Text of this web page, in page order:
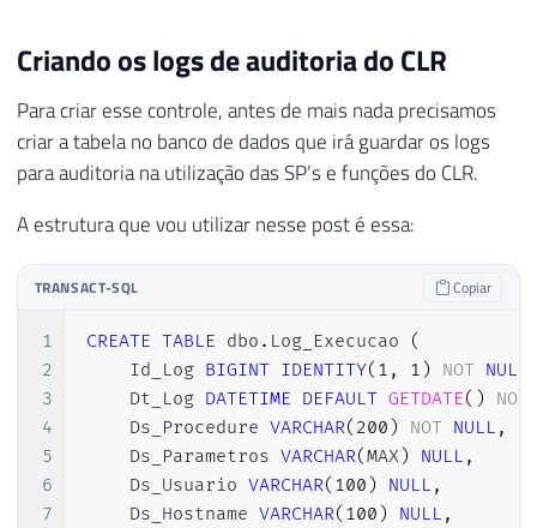
Criando os logs de auditoria do CLR
Para criar esse controle, antes de mais nada precisamos
criar a tabela no banco de dados que irá guardar os logs
para auditoria na utilização das SP’s e funções do CLR.
A estrutura que vou utilizar nesse post é essa:
TRANSACT-SQL Copiar
1
2
3
4
5
6
7
CREATE TABLE dbo . Log_Execucao
(
    Id_Log
BIGINT IDENTITY( 1 , 1 ) NOT NULL
    Dt_Log
DATETIME DEFAULT GETDATE( )
NOT
    Ds_Procedure
VARCHAR( 200 ) NOT NULL ,
    Ds_Parametros
VARCHAR(MAX) NULL ,
    Ds_Usuario
VARCHAR( 100 ) NULL ,
    Ds_Hostname
VARCHAR( 100 ) NULL ,